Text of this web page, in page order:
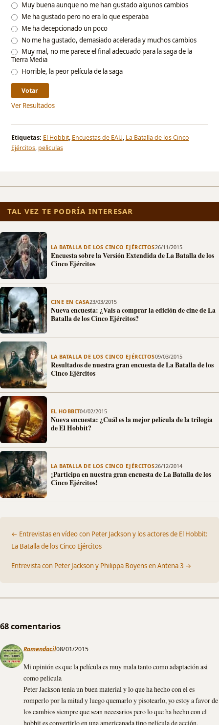
Muy buena aunque no me han gustado algunos cambios
Me ha gustado pero no era lo que esperaba
Me ha decepcionado un poco
No me ha gustado, demasiado acelerada y muchos cambios
Muy mal, no me parece el final adecuado para la saga de la
Tierra Media
Horrible, la peor película de la saga
Ver Resultados
Etiquetas: El Hobbit, Encuestas de EAU, La Batalla de los Cinco
Ejércitos, peliculas
TAL VEZ TE PODRÍA INTERESAR
LA BATALLA DE LOS CINCO EJÉRCITOS26/11/2015
Encuesta sobre la Versión Extendida de La Batalla de los
Cinco Ejércitos
CINE EN CASA23/03/2015
Nueva encuesta: ¿Vais a comprar la edición de cine de La
Batalla de los Cinco Ejércitos?
LA BATALLA DE LOS CINCO EJÉRCITOS09/03/2015
Resultados de nuestra gran encuesta de La Batalla de los
Cinco Ejércitos
EL HOBBIT04/02/2015
Nueva encuesta: ¿Cuál es la mejor película de la trilogía
de El Hobbit?
LA BATALLA DE LOS CINCO EJÉRCITOS26/12/2014
¡Participa en nuestra gran encuesta de La Batalla de los
Cinco Ejércitos!
← Entrevistas en vídeo con Peter Jackson y los actores de El Hobbit:
La Batalla de los Cinco Ejércitos
Entrevista con Peter Jackson y Philippa Boyens en Antena 3 →
68 comentarios
Romendacil08/01/2015
Mi opinión es que la película es muy mala tanto como adaptación asi
como película
Peter Jackson tenia un buen material y lo que ha hecho con el es
romperlo por la mitad y luego quemarlo y pisotearlo, yo estoy a favor de
los cambios siempre que sean necesarios pero lo que ha hecho con el
hobbit es convertirlo en una americanada tipo película de acción.